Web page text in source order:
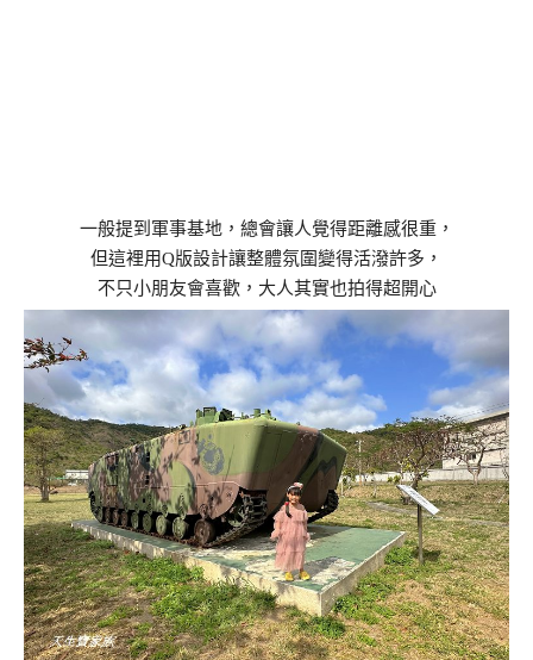
一般提到軍事基地，總會讓人覺得距離感很重，
但這裡用Q版設計讓整體氛圍變得活潑許多，
不只小朋友會喜歡，大人其實也拍得超開心